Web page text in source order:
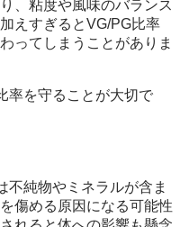
、粘度や風味のバランス
えすぎるとVG/PG比率
ってしまうことがありま
率を守ることが大切で
不純物やミネラルが含ま
傷める原因になる可能性